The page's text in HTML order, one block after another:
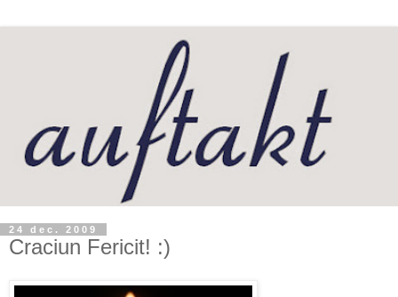
24 dec. 2009
Craciun Fericit! :)